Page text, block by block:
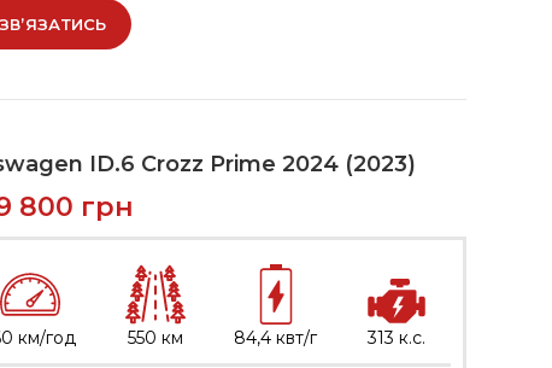
ЗВ’ЯЗАТИСЬ
ID.6 Crozz Prime 2024 (2023)
800 грн
км/год 550 км 84,4 квт/г 313 к.с.